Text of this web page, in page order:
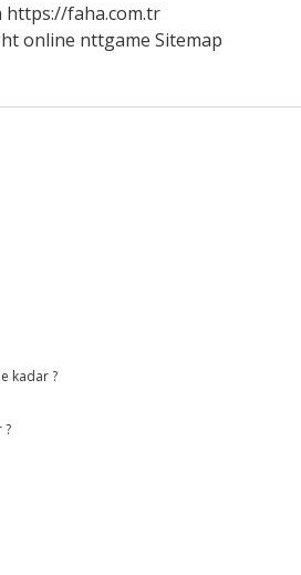
https://faha.com.tr
online nttgame Sitemap
kadar ?
?